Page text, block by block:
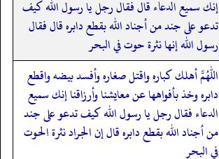
إنك سميع الدعاء قال فقال رجل يا رسول الله كيف
تدعو على جند من أجناد الله بقطع دابره قال فقال
رسول الله إنها نثرة حوت في البحر
اللهم أهلك كباره واقتل صغاره وأفسد بيضه واقطع
دابره وخذ بأفواهها عن معايشنا وأرزاقنا إنك سميع
الدعاء فقال رجل يا رسول الله كيف تدعو على جند
من أجناد الله بقطع دابره قال إن الجراد نثرة الحوت
في البحر